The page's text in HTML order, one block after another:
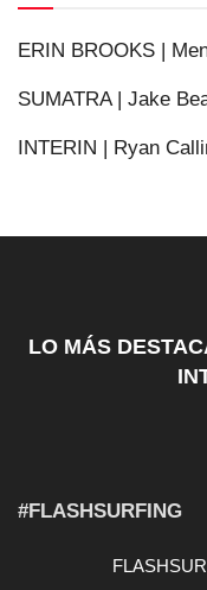
ERIN BROOKS |
SUMATRA | Jake
INTERIN | Ryan
LO MÁS
#FLASHSURFING